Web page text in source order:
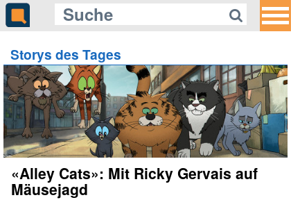
Storys des Tages
«Alley Cats»: Mit Ricky Gervais auf
Mäusejagd